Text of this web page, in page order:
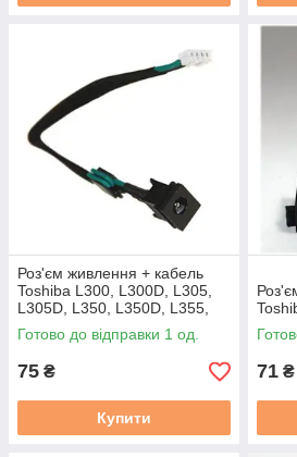
Роз'єм живлення + кабель
Toshiba L300, L300D, L305,
L305D, L350, L350D, L355,
L355D (6017B0148601)
Готово до відправки 1 од.
75 ₴
Купити
71 ₴